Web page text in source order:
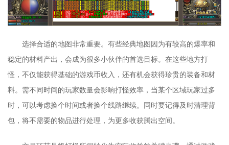
选择合适的地图非常重要。有些经典地图因为有较高的爆率和
稳定的材料产出，会成为很多小伙伴的首选目标。在这些地方打
怪，不仅能获得基础的游戏币收入，还有机会获得珍贵的装备和材
料。需不同时间的玩家数量会影响打怪效率，当某个区域玩家过多
时，可以考虑换个时间或者换个线路继续。同时要记得及时清理背
包，将不需要的物品进行处理，为更多收获腾出空间。